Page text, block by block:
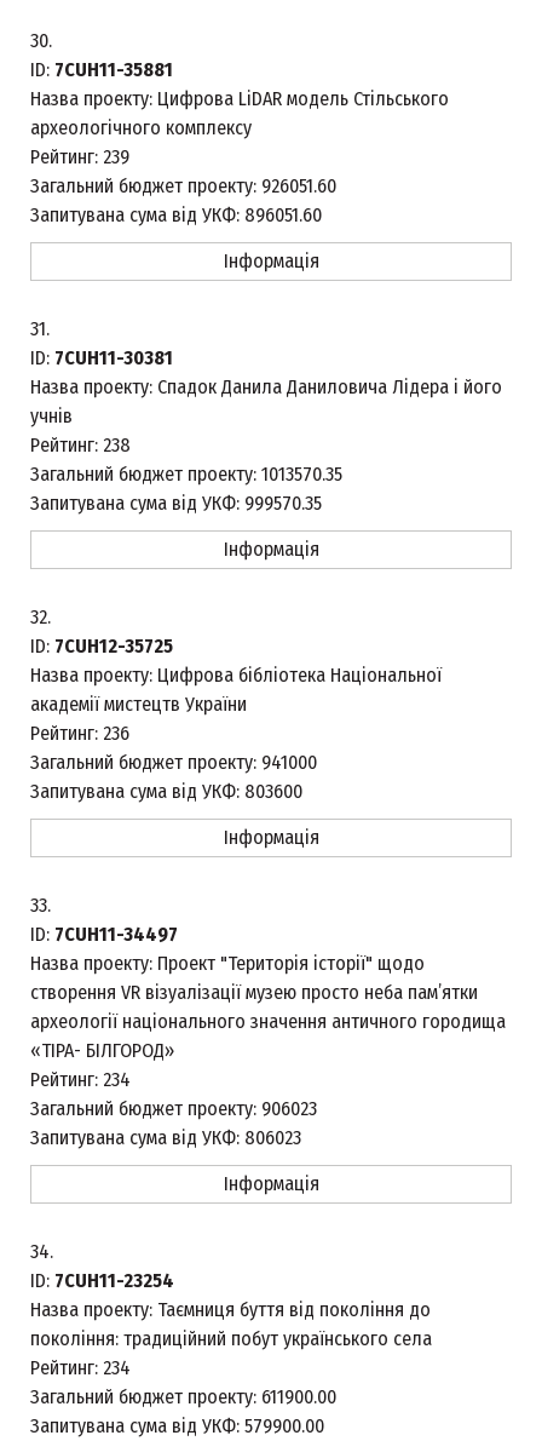
30.
ID: 7CUH11-35881
Назва проекту: Цифрова LiDAR модель Стільського
археологічного комплексу
Рейтинг: 239
Загальний бюджет проекту: 926051.60
Запитувана сума від УКФ: 896051.60
Інформація
31.
ID: 7CUH11-30381
Назва проекту: Спадок Данила Даниловича Лідера і його
учнів
Рейтинг: 238
Загальний бюджет проекту: 1013570.35
Запитувана сума від УКФ: 999570.35
Інформація
32.
ID: 7CUH12-35725
Назва проекту: Цифрова бібліотека Національної
академії мистецтв України
Рейтинг: 236
Загальний бюджет проекту: 941000
Запитувана сума від УКФ: 803600
Інформація
33.
ID: 7CUH11-34497
Назва проекту: Проект "Територія історії" щодо
створення VR візуалізації музею просто неба пам’ятки
археології національного значення античного городища
«ТІРА- БІЛГОРОД»
Рейтинг: 234
Загальний бюджет проекту: 906023
Запитувана сума від УКФ: 806023
Інформація
34.
ID: 7CUH11-23254
Назва проекту: Таємниця буття від покоління до
покоління: традиційний побут українського села
Рейтинг: 234
Загальний бюджет проекту: 611900.00
Запитувана сума від УКФ: 579900.00